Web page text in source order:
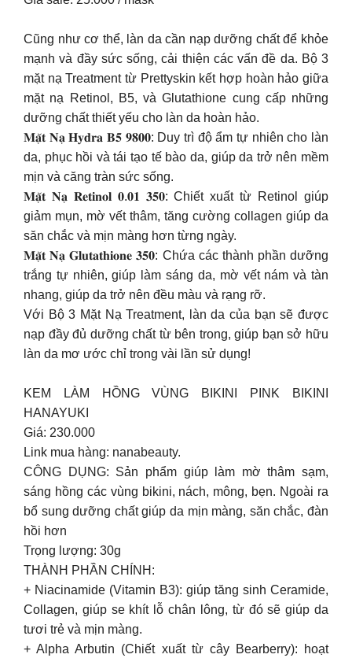
Cũng như cơ thể, làn da cần nạp dưỡng chất để khỏe
mạnh và đầy sức sống, cải thiện các vấn đề da. Bộ 3
mặt nạ Treatment từ Prettyskin kết hợp hoàn hảo giữa
mặt nạ Retinol, B5, và Glutathione cung cấp những
dưỡng chất thiết yếu cho làn da hoàn hảo.
𝐌𝐚̣̆𝐭 𝐍𝐚̣ 𝐇𝐲𝐝𝐫𝐚 𝐁𝟓 𝟗𝟖𝟎𝟎: Duy trì độ ẩm tự nhiên cho làn
da, phục hồi và tái tạo tế bào da, giúp da trở nên mềm
mịn và căng tràn sức sống.
𝐌𝐚̣̆𝐭 𝐍𝐚̣ 𝐑𝐞𝐭𝐢𝐧𝐨𝐥 𝟎.𝟎𝟏 𝟑𝟓𝟎: Chiết xuất từ Retinol giúp
giảm mụn, mờ vết thâm, tăng cường collagen giúp da
săn chắc và mịn màng hơn từng ngày.
𝐌𝐚̣̆𝐭 𝐍𝐚̣ 𝐆𝐥𝐮𝐭𝐚𝐭𝐡𝐢𝐨𝐧𝐞 𝟑𝟓𝟎: Chứa các thành phần dưỡng
trắng tự nhiên, giúp làm sáng da, mờ vết nám và tàn
nhang, giúp da trở nên đều màu và rạng rỡ.
Với Bộ 3 Mặt Nạ Treatment, làn da của bạn sẽ được
nạp đầy đủ dưỡng chất từ bên trong, giúp bạn sở hữu
làn da mơ ước chỉ trong vài lần sử dụng!
KEM LÀM HỒNG VÙNG BIKINI PINK BIKINI
HANAYUKI
Giá: 230.000
Link mua hàng: nanabeauty.
CÔNG DỤNG: Sản phẩm giúp làm mờ thâm sạm,
sáng hồng các vùng bikini, nách, mông, bẹn. Ngoài ra
bổ sung dưỡng chất giúp da mịn màng, săn chắc, đàn
hồi hơn
Trọng lượng: 30g
THÀNH PHẦN CHÍNH:
+ Niacinamide (Vitamin B3): giúp tăng sinh Ceramide,
Collagen, giúp se khít lỗ chân lông, từ đó sẽ giúp da
tươi trẻ và mịn màng.
+ Alpha Arbutin (Chiết xuất từ cây Bearberry): hoạt